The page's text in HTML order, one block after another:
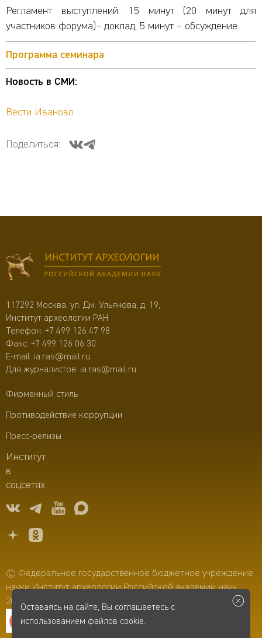
Регламент выступлений: 15 минут (20 минут для
участников форума)– доклад, 5 минут – обсуждение.
Программа семинара
Новость в СМИ:
Вести Иваново
Поделиться:
117292 Москва, ул. Дм. Ульянова, д. 19,
Институт археологии РАН
Телефон: +7 499 126 47 98
Факс: +7 499 126 06 30
E-mail: ia.ras@mail.ru
Для журналистов: ia.ras@mail.ru
Фирменный стиль
Противодействие коррупции
Пресс-релизы
Институт
в
соцсетях
© Федеральное государственное бюджетное учреждение
науки Институт археологии Российской академии наук,
2006–2026
Оставаясь на сайте, Вы соглашаетесь с
использованием файлов cookie.